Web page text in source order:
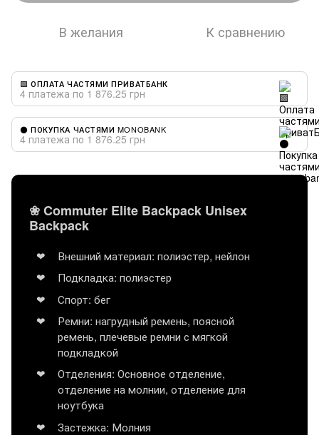
В желания К сравнению
🟩 ОПЛАТА ЧАСТЯМИ ПРИВАТБАНК
4 платежа по 1 876.25 грн
⚫ ПОКУПКА ЧАСТЯМИ MONOBANK
4 платежа по 1 876.25 грн
❀ Commuter Elite Backpack Unisex
Backpack
Внешний материал: полиэстер, нейлон
Подкладка: полиэстер
Спорт: бег
Ремни: нагрудный ремень, поясной
ремень, плечевые ремни с мягкой
подкладкой
Отделения: Основное отделение,
отделение на молнии, отделение для
ноутбука
Застежка: Молния